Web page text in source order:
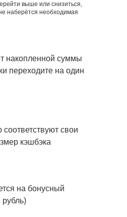
накопленной суммы
переходите на один
свои
кэшбэка
на бонусный
рубль)
выше или снизиться,
наберётся необходимая